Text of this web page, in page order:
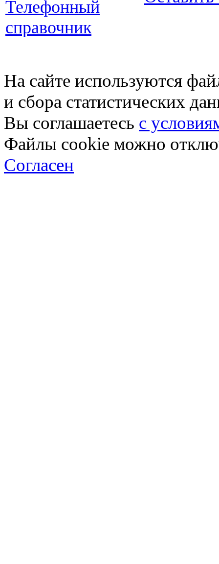
Телефонный
справочник
На сайте используются
и сбора статистических
Вы соглашаетесь с
Файлы cookie можно
Согласен